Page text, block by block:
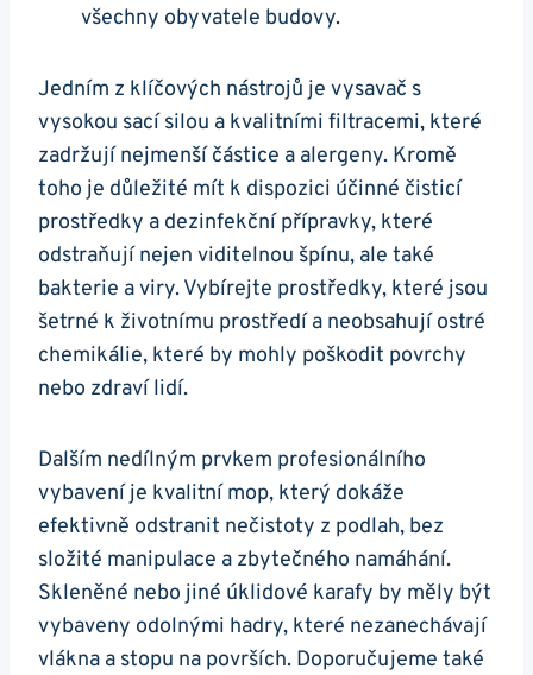
všechny obyvatele budovy.
Jedním z klíčových nástrojů je vysavač s
vysokou sací silou a kvalitními filtracemi, ​které
zadržují ​nejmenší částice a alergeny. Kromě
toho je důležité mít k ‌dispozici účinné čisticí
prostředky a dezinfekční přípravky, které
odstraňují‍ nejen ​viditelnou‌ špínu, ale také
bakterie ⁣a viry. Vybírejte prostředky, které jsou
šetrné ⁤k​ životnímu prostředí a ⁢neobsahují ostré
chemikálie, které by mohly poškodit povrchy‌
nebo ‌zdraví lidí.
Dalším nedílným prvkem profesionálního
vybavení je kvalitní mop, který ⁤dokáže
efektivně odstranit⁣ nečistoty ⁣z podlah, bez
složité manipulace a zbytečného namáhání.
Skleněné ⁢nebo jiné‌ úklidové karafy by měly být
vybaveny odolnými hadry, které nezanechávají
vlákna a stopu na površích. Doporučujeme také